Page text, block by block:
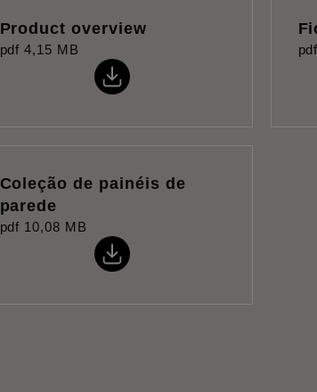
Product overview
pdf 4,15 MB pdf
Coleção de painéis de
parede
pdf 10,08 MB